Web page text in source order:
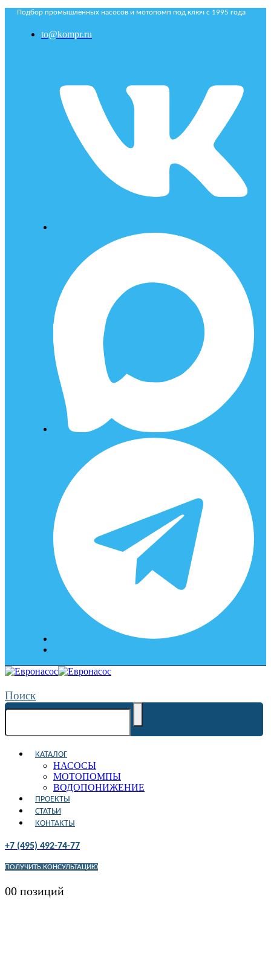
Подбор промышленных насосов и мотопомп под ключ с 1995 года
to@kompr.ru
Поиск
КАТАЛОГ
НАСОСЫ
МОТОПОМПЫ
ВОДОПОНИЖЕНИЕ
ПРОЕКТЫ
СТАТЬИ
КОНТАКТЫ
+7 (495) 492-74-77
ПОЛУЧИТЬ КОНСУЛЬТАЦИЮ
00 позиций